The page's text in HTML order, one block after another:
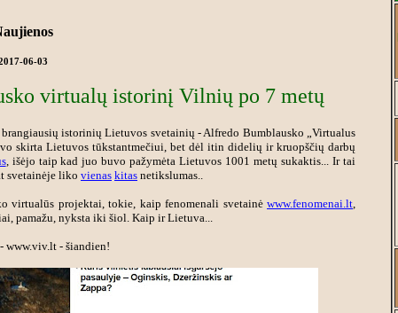
06-03
virtualų istorinį Vilnių po 7 metų
istorinių Lietuvos svetainių - Alfredo Bumblausko „Virtualus
skirta Lietuvos tūkstantmečiui, bet dėl itin didelių ir kruopščių darbų
, išėjo taip kad juo buvo pažymėta Lietuvos 1001 metų sukaktis... Ir tai
svetainėje liko vienas kitas netikslumas..
virtualūs projektai, tokie, kaip fenomenali svetainė www.fenomenai.lt
pamažu, nyksta iki šiol. Kaip ir Lietuva...
www.viv.lt - šiandien!